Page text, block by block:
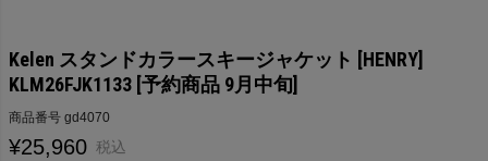
Kelen スタンドカラースキージャケット [HENRY]
KLM26FJK1133 [予約商品 9月中旬]
商品番号 gd4070
¥25,960 税込